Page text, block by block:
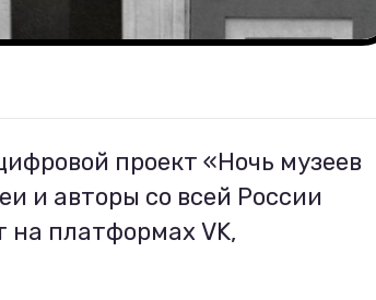
проект «Ночь музеев
и авторы со всей России
на платформах VK,